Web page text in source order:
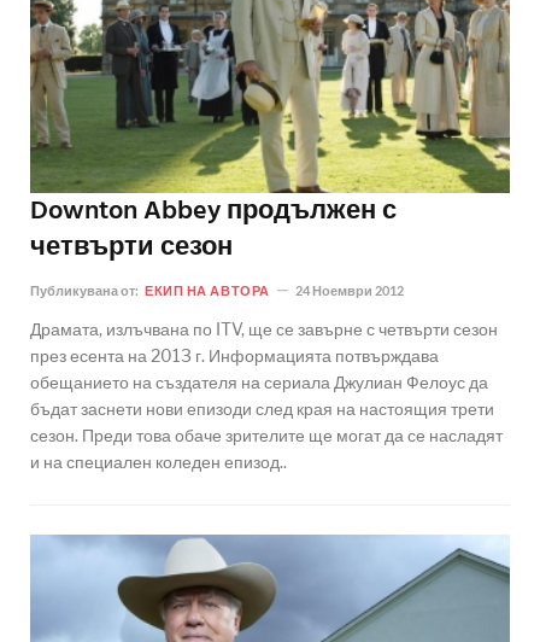
Downton Abbey продължен с
четвърти сезон
Публикувана от: ЕКИП НА АВТОРА 24 Ноември 2012
Драмата, излъчвана по ITV, ще се завърне с четвърти сезон
през есента на 2013 г. Информацията потвърждава
обещанието на създателя на сериала Джулиан Фелоус да
бъдат заснети нови епизоди след края на настоящия трети
сезон. Преди това обаче зрителите ще могат да се насладят
и на специален коледен епизод..